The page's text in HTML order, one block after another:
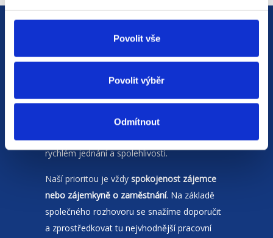
Povolit vše
Povolit výběr
Odmítnout
JsmeHR agenturas pobočkami v
Moravskoslezském krajia Polsku. Zakládáme
rychlém jednání a spolehlivosti.
Naší prioritou je vždy spokojenost zájemce
nebo zájemkyně o zaměstnání. Na základě
společného rozhovoru se snažíme doporučit
a zprostředkovat tu nejvhodnější pracovní